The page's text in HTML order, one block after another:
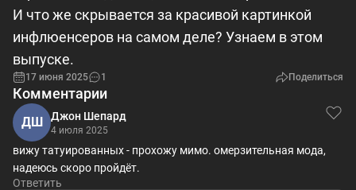
И что же скрывается за красивой картинкой
инфлюенсеров на самом деле? Узнаем в этом
выпуске.
17 июня 2025 1 Поделиться
Комментарии
ДШ Джон Шепард
4 июля 2025
вижу татуированных - прохожу мимо. омерзительная мода,
надеюсь скоро пройдёт.
Ответить